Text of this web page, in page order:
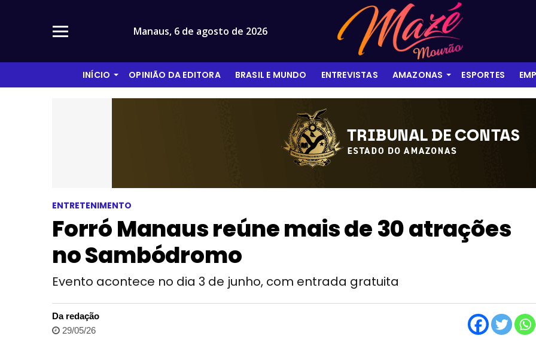
Manaus, 6 de agosto de 2026
INÍCIO OPINIÃO DA EDITORA BRASIL E MUNDO ENTREVISTAS AMAZONAS ESPORTES
ENTRETENIMENTO
Forró Manaus reúne mais de 30 atrações
no Sambódromo
Evento acontece no dia 3 de junho, com entrada gratuita
Da redação
29/05/26